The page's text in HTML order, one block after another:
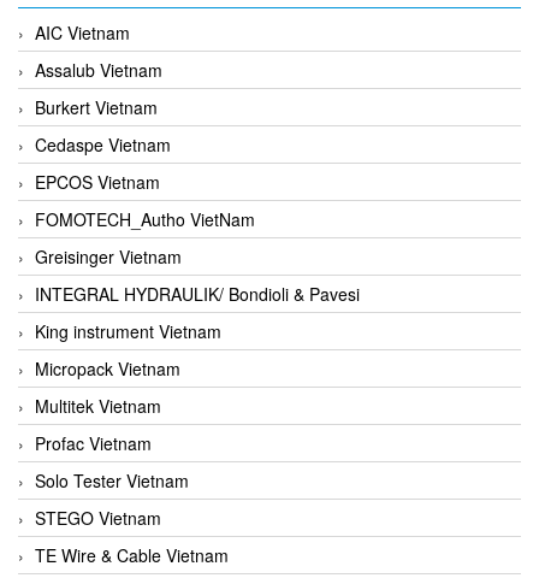
AIC Vietnam
Assalub Vietnam
Burkert Vietnam
Cedaspe Vietnam
EPCOS Vietnam
FOMOTECH_Autho VietNam
Greisinger Vietnam
INTEGRAL HYDRAULIK/ Bondioli & Pavesi
King instrument Vietnam
Micropack Vietnam
Multitek Vietnam
Profac Vietnam
Solo Tester Vietnam
STEGO Vietnam
TE Wire & Cable Vietnam